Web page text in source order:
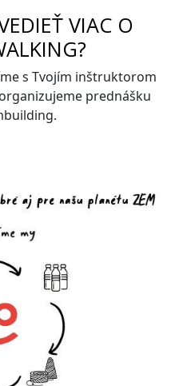
VIAC O
s Tvojím inštruktorom
prednášku